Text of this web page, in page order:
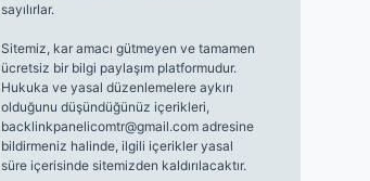
sayılırlar.
Sitemiz, kar amacı gütmeyen ve tamamen
ücretsiz bir bilgi paylaşım platformudur.
Hukuka ve yasal düzenlemelere aykırı
olduğunu düşündüğünüz içerikleri,
backlinkpanelicomtr@gmail.comadresine
bildirmeniz halinde, ilgili içerikler yasal
süre içerisinde sitemizden kaldırılacaktır.